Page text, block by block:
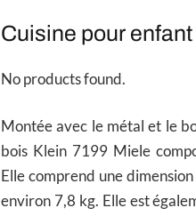
Cuisine pour
No products found.
Montée avec le métal et le
bois Klein 7199 Miele
Elle comprend une
environ 7,8 kg. Elle est